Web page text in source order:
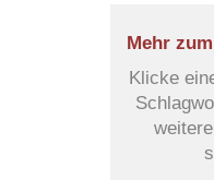
Mehr
Klicke